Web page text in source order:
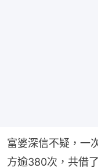
富婆深信不疑，
方逾380次，共借